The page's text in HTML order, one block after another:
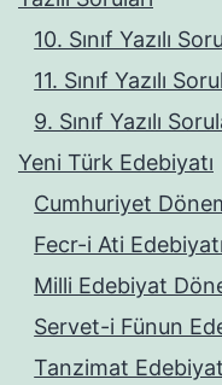
10. Sınıf Yazılı
11. Sınıf Yazılı
9. Sınıf Yazılı
Yeni Türk Edebiyatı
Cumhuriyet
Fecr-i Ati Edebiyatı
Milli Edebiyat
Servet-i Fünun
Tanzimat